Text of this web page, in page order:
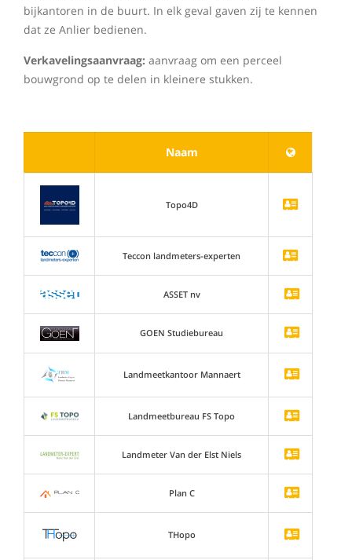
bijkantoren in de buurt. In elk geval gaven zij te kennen
dat ze Anlier bedienen.
Verkavelingsaanvraag: aanvraag om een perceel
bouwgrond op te delen in kleinere stukken.
Naam
Topo4D
Teccon landmeters-experten
ASSET nv
GOEN Studiebureau
Landmeetkantoor Mannaert
Landmeetbureau FS Topo
Landmeter Van der Elst Niels
Plan C
THopo